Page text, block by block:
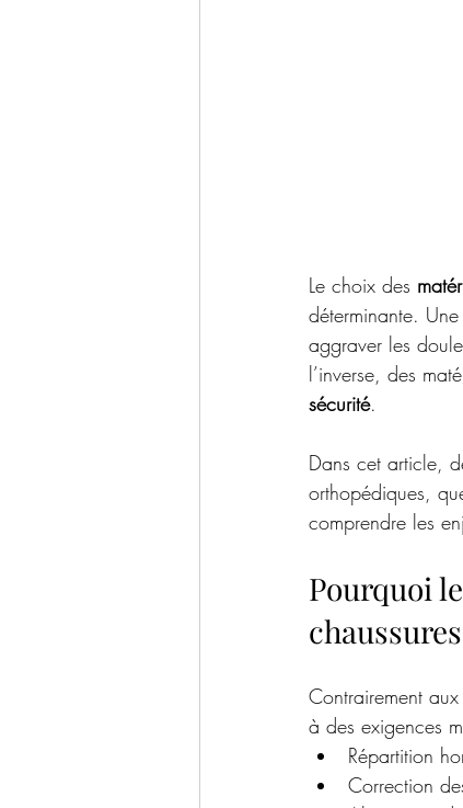
Le choix des
déterminante.
aggraver les
l’inverse, des
sécurité.
Dans cet article,
orthopédiques,
comprendre les
Pourquoi
Contrairement
à des exigences
Répartition
Correction